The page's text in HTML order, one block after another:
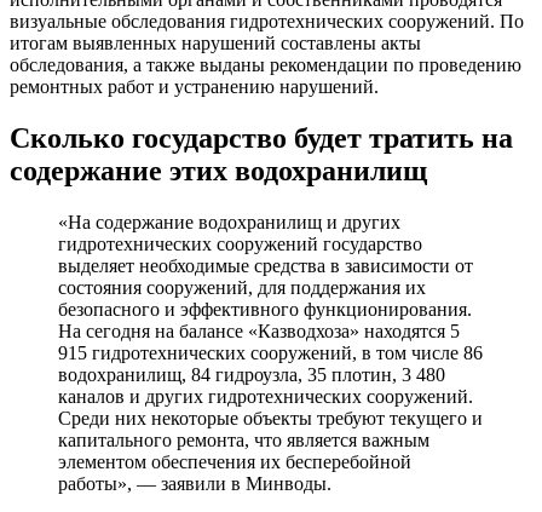
визуальные обследования гидротехнических сооружений. По
итогам выявленных нарушений составлены акты
обследования, а также выданы рекомендации по проведению
ремонтных работ и устранению нарушений.
Сколько государство будет тратить на
содержание этих водохранилищ
«На содержание водохранилищ и других
гидротехнических сооружений государство
выделяет необходимые средства в зависимости от
состояния сооружений, для поддержания их
безопасного и эффективного функционирования.
На сегодня на балансе «Казводхоза» находятся 5
915 гидротехнических сооружений, в том числе 86
водохранилищ, 84 гидроузла, 35 плотин, 3 480
каналов и других гидротехнических сооружений.
Среди них некоторые объекты требуют текущего и
капитального ремонта, что является важным
элементом обеспечения их бесперебойной
работы», — заявили в Минводы.